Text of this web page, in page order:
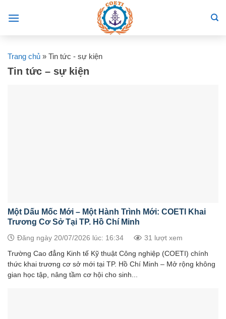
Trang chủ » Tin tức - sự kiện
Tin tức – sự kiện
Một Dấu Mốc Mới – Một Hành Trình Mới: COETI Khai
Trương Cơ Sở Tại TP. Hồ Chí Minh
Đăng ngày 20/07/2026 lúc: 16:34 31 lượt xem
Trường Cao đẳng Kinh tế Kỹ thuật Công nghiệp (COETI) chính
thức khai trương cơ sở mới tại TP. Hồ Chí Minh – Mở rộng không
gian học tập, nâng tầm cơ hội cho sinh...